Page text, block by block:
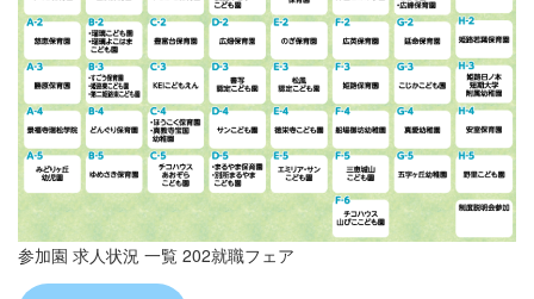
参加園 求人状況 一覧 202就職フェア